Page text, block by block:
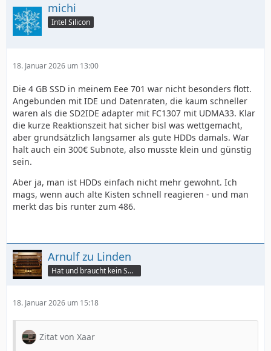
michi
Intel Silicon
18. Januar 2026 um 13:00
Die 4 GB SSD in meinem Eee 701 war nicht besonders flott.
Angebunden mit IDE und Datenraten, die kaum schneller
waren als die SD2IDE adapter mit FC1307 mit UDMA33. Klar
die kurze Reaktionszeit hat sicher bisl was wettgemacht,
aber grundsätzlich langsamer als gute HDDs damals. War
halt auch ein 300€ Subnote, also musste klein und günstig
sein.
Aber ja, man ist HDDs einfach nicht mehr gewohnt. Ich
mags, wenn auch alte Kisten schnell reagieren - und man
merkt das bis runter zum 486.
Arnulf zu Linden
Hat und braucht kein Smartphone!
18. Januar 2026 um 15:18
Zitat von Xaar